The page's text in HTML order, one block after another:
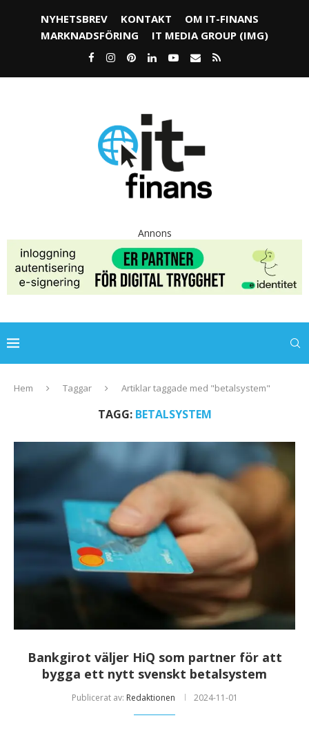
NYHETSBREV KONTAKT
OM IT-FINANS
MARKNADSFÖRING
IT MEDIA GROUP (IMG)
Annons
Hem Taggar Artiklar taggade med "betalsystem"
TAGG: BETALSYSTEM
Bankgirot väljer HiQ som partner för att
bygga ett nytt svenskt betalsystem
Publicerat av: Redaktionen 2024-11-01